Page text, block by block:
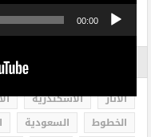
00:00
الاثار الاسكندرية
الخطوط
السعودية